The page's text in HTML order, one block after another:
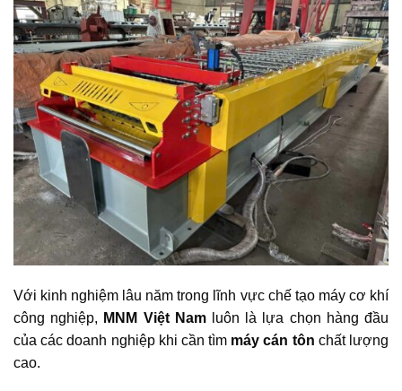
Với kinh nghiệm lâu năm trong lĩnh vực chế tạo máy cơ khí
công nghiệp, MNM Việt Namluôn là lựa chọn hàng đầu
của các doanh nghiệp khi cần tìm máy cán tôn chất lượng
cao.